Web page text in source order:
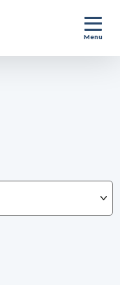
Menu